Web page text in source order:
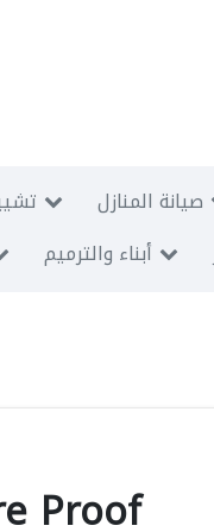
صيانة المنازل
أبناء والترميم
Proof